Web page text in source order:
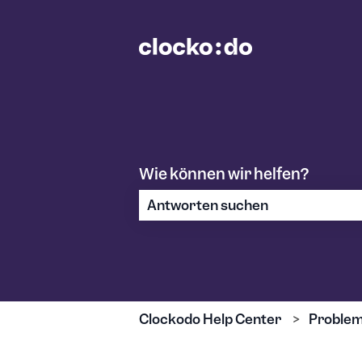
Wie können wir helfen?
Clockodo Help Center